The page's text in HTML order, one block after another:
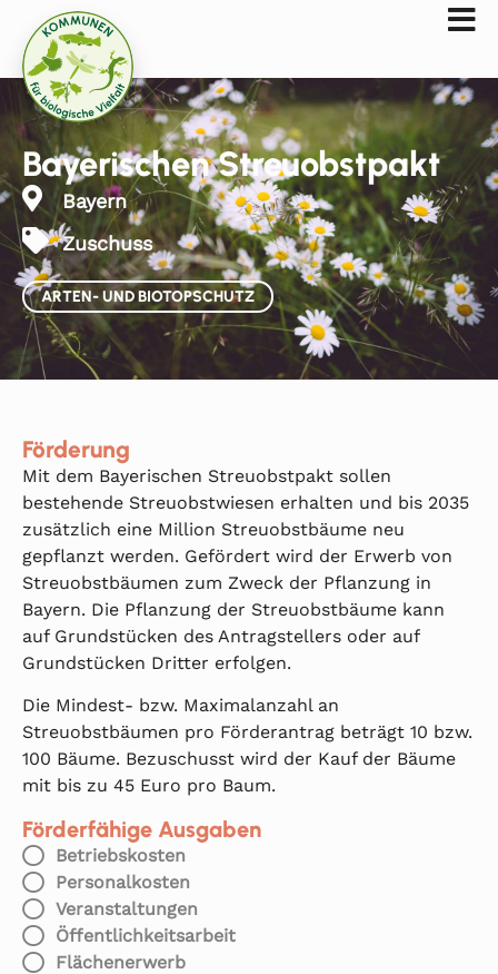
Bayerischen Streuobstpakt
Bayern
Zuschuss
ARTEN- UND BIOTOPSCHUTZ
Förderung
Mit dem Bayerischen Streuobstpakt sollen
bestehende Streuobstwiesen erhalten und bis 2035
zusätzlich eine Million Streuobstbäume neu
gepflanzt werden. Gefördert wird der Erwerb von
Streuobstbäumen zum Zweck der Pflanzung in
Bayern. Die Pflanzung der Streuobstbäume kann
auf Grundstücken des Antragstellers oder auf
Grundstücken Dritter erfolgen.
Die Mindest- bzw. Maximalanzahl an
Streuobstbäumen pro Förderantrag beträgt 10 bzw.
100 Bäume. Bezuschusst wird der Kauf der Bäume
mit bis zu 45 Euro pro Baum.
Förderfähige Ausgaben
Betriebskosten
Personalkosten
Veranstaltungen
Öffentlichkeitsarbeit
Flächenerwerb